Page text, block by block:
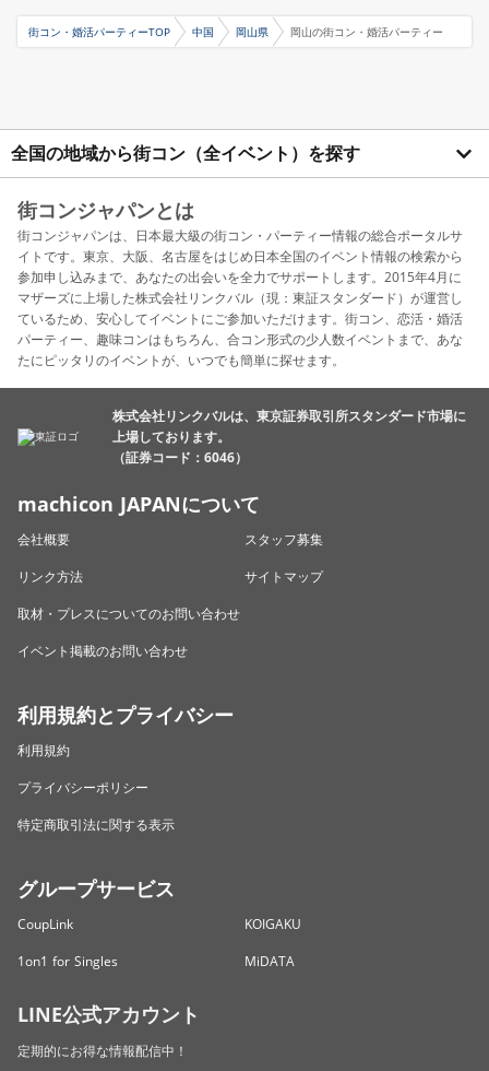
街コン・婚活パーティーTOP 中国 岡山県 岡山の街コン・婚活パーティー
全国の地域から街コン（全イベント）を探す
街コンジャパンとは
街コンジャパンは、日本最大級の街コン・パーティー情報の総合ポータルサ
イトです。東京、大阪、名古屋をはじめ日本全国のイベント情報の検索から
参加申し込みまで、あなたの出会いを全力でサポートします。2015年4月に
マザーズに上場した株式会社リンクバル（現：東証スタンダード）が運営し
ているため、安心してイベントにご参加いただけます。街コン、恋活・婚活
パーティー、趣味コンはもちろん、合コン形式の少人数イベントまで、あな
たにピッタリのイベントが、いつでも簡単に探せます。
株式会社リンクバルは、東京証券取引所スタンダード市場に
上場しております。
（証券コード：6046）
machicon JAPANについて
会社概要
スタッフ募集
リンク方法
サイトマップ
取材・プレスについてのお問い合わせ
イベント掲載のお問い合わせ
利用規約とプライバシー
利用規約
プライバシーポリシー
特定商取引法に関する表示
グループサービス
CoupLink
KOIGAKU
1on1 for Singles
MiDATA
LINE公式アカウント
定期的にお得な情報配信中！